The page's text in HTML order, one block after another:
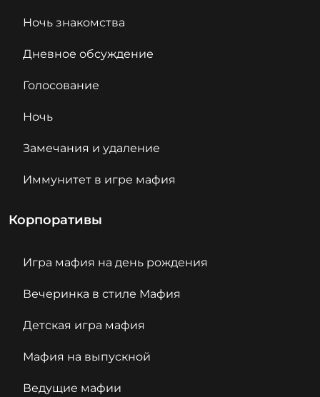
Ночь знакомства
Дневное обсуждение
Голосование
Ночь
Замечания и удаление
Иммунитет в игре мафия
Корпоративы
Игра мафия на день рождения
Вечеринка в стиле Мафия
Детская игра мафия
Мафия на выпускной
Ведущие мафии